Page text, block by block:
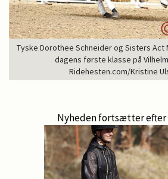
Tyske Dorothee Schneider og Sisters Act
dagens første klasse på
Ridehesten.com/Kristine
Nyheden fortsætter efter